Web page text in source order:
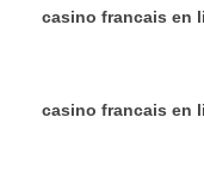
casino francais en
casino francais en